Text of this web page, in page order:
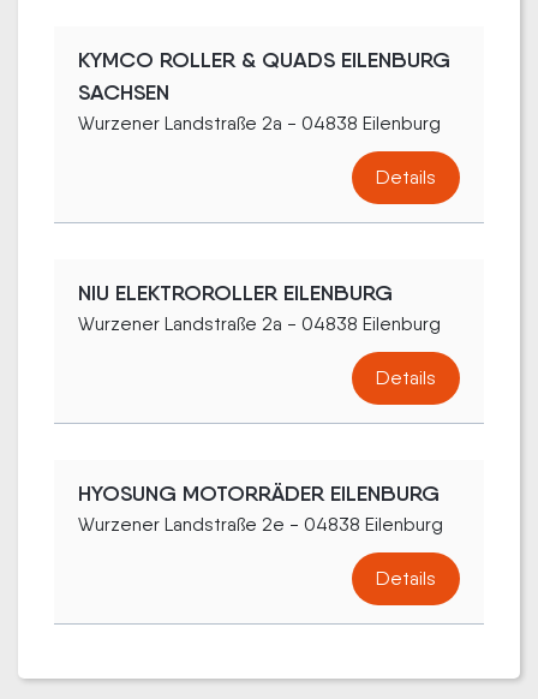
KYMCO ROLLER & QUADS EILENBURG
SACHSEN
Wurzener Landstraße 2a - 04838 Eilenburg
Details
NIU ELEKTROROLLER EILENBURG
Wurzener Landstraße 2a - 04838 Eilenburg
Details
HYOSUNG MOTORRÄDER EILENBURG
Wurzener Landstraße 2e - 04838 Eilenburg
Details